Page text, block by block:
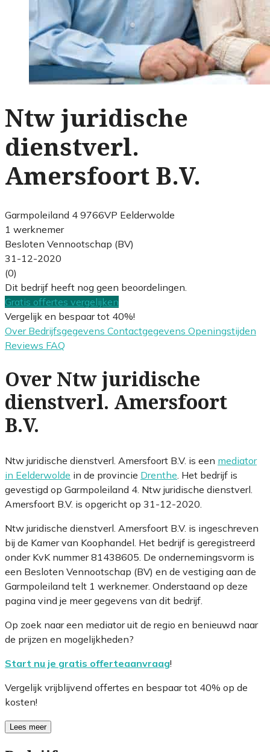
Ntw juridische
dienstverl.
Amersfoort B.V.
Garmpoleiland 4 9766VP Eelderwolde
1 werknemer
Besloten Vennootschap (BV)
31-12-2020
(0)
Dit bedrijf heeft nog geen beoordelingen.
Gratis offertes vergelijken
Vergelijk en bespaar tot 40%!
Over Bedrijfsgegevens Contactgegevens Openingstijden
Reviews FAQ
Over Ntw juridische
dienstverl. Amersfoort
B.V.
Ntw juridische dienstverl. Amersfoort B.V. is een mediator
in Eelderwolde in de provincie Drenthe . Het bedrijf is
gevestigd op Garmpoleiland 4. Ntw juridische dienstverl.
Amersfoort B.V. is opgericht op 31-12-2020.
Ntw juridische dienstverl. Amersfoort B.V. is ingeschreven
bij de Kamer van Koophandel. Het bedrijf is geregistreerd
onder KvK nummer 81438605. De ondernemingsvorm is
een Besloten Vennootschap (BV) en de vestiging aan de
Garmpoleiland telt 1 werknemer. Onderstaand op deze
pagina vind je meer gegevens van dit bedrijf.
Op zoek naar een mediator uit de regio en benieuwd naar
de prijzen en mogelijkheden?
Start nu je gratis offerteaanvraag!
Vergelijk vrijblijvend offertes en bespaar tot 40% op de
kosten!
Lees meer